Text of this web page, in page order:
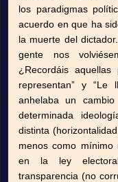
los paradigmas
acuerdo en que ha
la muerte del
gente nos
¿Recordáis
representan” y
anhelaba un
determinada
distinta
menos como mínimo
en la ley
transparencia (no